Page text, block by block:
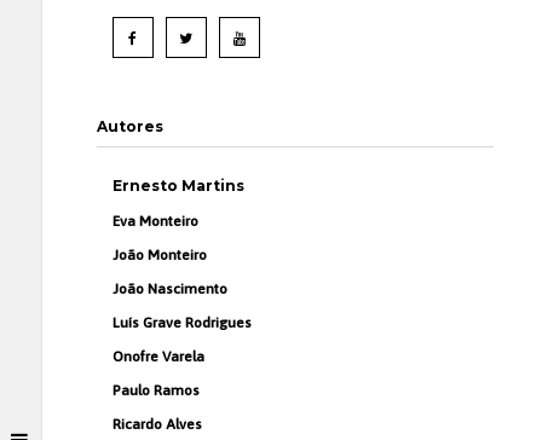
Autores
Ernesto Martins
Eva Monteiro
João Monteiro
João Nascimento
Luís Grave Rodrigues
Onofre Varela
Paulo Ramos
Ricardo Alves